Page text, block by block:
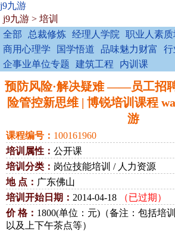
j9九游
j9九游 > 培训
全部
总裁修炼 经理人学院 职业人素质
商用心理学
国学悟道 品味魅力财富
行
企事业单位专题
建筑工程 内训课
预防风险·解决疑难 ——员工招
险管控新思维 | 博锐培训课程
游
课程编号： 100161960
培训属性： 公开课
培训分类： 岗位技能培训 / 人力资源
地 点： 广东佛山
培训开始日期： 2014-04-18
（已过期）
价 格： 1800(单位：元)（备注：包括培
以及上下午茶点等）